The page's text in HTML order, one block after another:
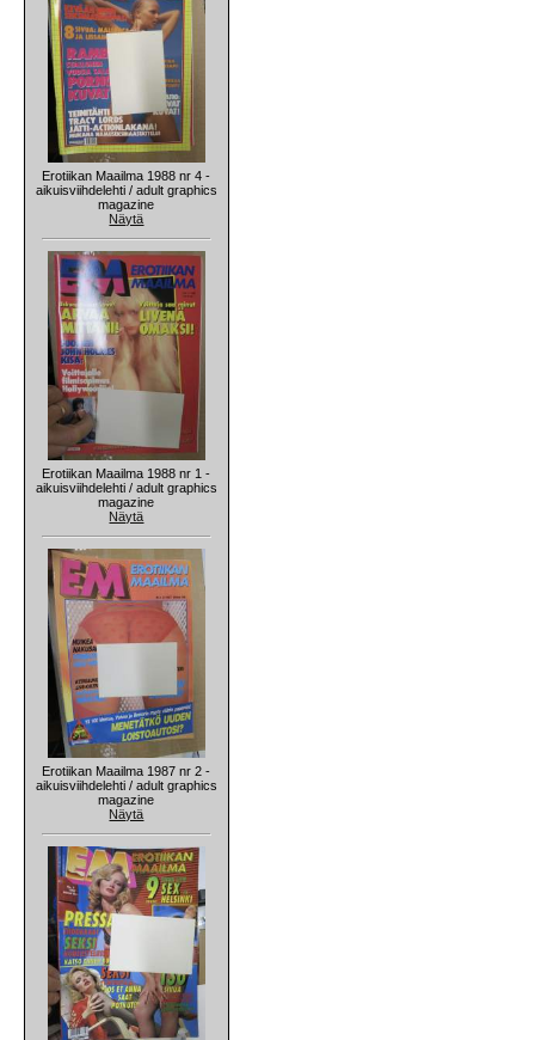
Erotiikan Maailma 1988 nr 4 -
aikuisviihdelehti / adult graphics
magazine
Näytä
Erotiikan Maailma 1988 nr 1 -
aikuisviihdelehti / adult graphics
magazine
Näytä
Erotiikan Maailma 1987 nr 2 -
aikuisviihdelehti / adult graphics
magazine
Näytä